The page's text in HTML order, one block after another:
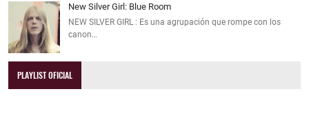
New Silver Girl: Blue Room
NEW SILVER GIRL : Es una agrupación que rompe con los
canon…
PLAYLIST OFICIAL